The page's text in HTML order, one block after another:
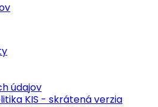
údajov
KIS - skrátená verzia